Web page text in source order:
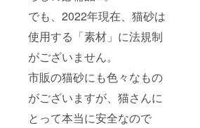
でも、2022年現在、猫砂は
使用する「素材」に法規制
がございません。
市販の猫砂にも色々なもの
がございますが、猫さんに
とって本当に安全なので